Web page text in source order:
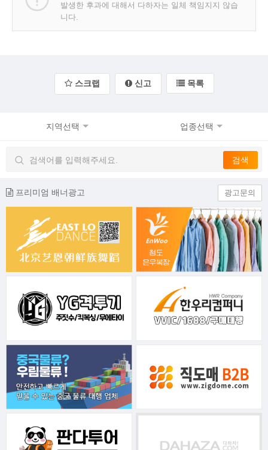
발생한 후과에 대해서 다하자는 일체 책임지지 않습
니다.
스크랩 신고 목록
지역선택 업종선택
프리미엄 배너광고 광고문의